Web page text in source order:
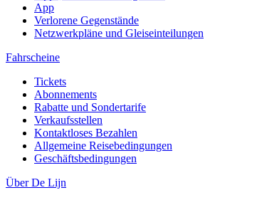
App
Verlorene Gegenstände
Netzwerkpläne und Gleiseinteilungen
Fahrscheine
Tickets
Abonnements
Rabatte und Sondertarife
Verkaufsstellen
Kontaktloses Bezahlen
Allgemeine Reisebedingungen
Geschäftsbedingungen
Über De Lijn